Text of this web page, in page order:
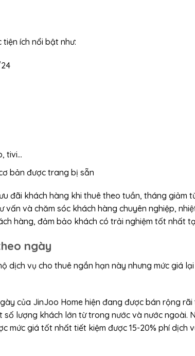
ích nổi bật như:
tivi…
bản được trang bị sẵn
đãi khách hàng khi thuê theo tuần, tháng giảm
vấn và chăm sóc khách hàng chuyên nghiệp,
hàng, đảm bảo khách có trải nghiệm tốt nhất
ngày
dịch vụ cho thuê ngắn hạn này nhưng mức giá
của JinJoo Home hiện đang được bán rộng
số lượng khách lớn từ trong nước và nước ngoài.
mức giá tốt nhất tiết kiệm được 15-20% phí dịch